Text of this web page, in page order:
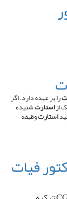
را بر عهده دارد. اگر
ازاستارتشنیده
استارتوظیفه
فیات